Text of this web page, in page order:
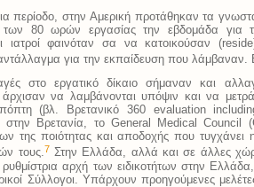
περίοδο, στην Αμερική προτάθηκαν τα
80 ωρών εργασίας την εβδομάδα για
ιατροί φαινόταν σα να κατοικούσαν
για την εκπαίδευση που
στο εργατικό δίκαιο σήμαναν και
άρχισαν να λαμβάνονται υπόψιν και να
(βλ. Βρετανικό 360 evaluation
στην Βρετανία, το General Medical Council
της ποιότητας και αποδοχής που
τους.7 Στην Ελλάδα, αλλά και σε άλλες
αρχή των ειδικοτήτων στην Ελλάδα,
Σύλλογοι. Υπάρχουν προηγούμενες